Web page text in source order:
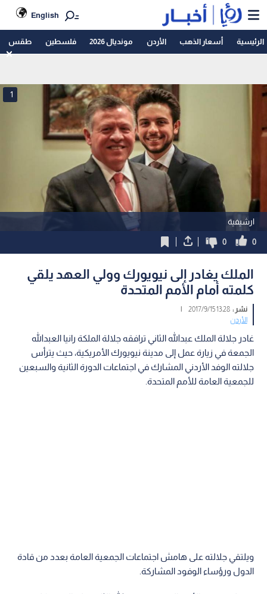
English
الرئيسية أسعار الذهب الأردن مونديال 2026 فلسطين طقس
ارشيفية
1
0
0
الملك يغادر إلى نيويورك وولي العهد يلقي
كلمته أمام الأمم المتحدة
نشر :13:28 2017/9/15
|
الأردن
غادر جلالة الملك عبدالله الثاني ترافقه جلالة الملكة رانيا العبدالله
الجمعة في زيارة عمل إلى مدينة نيويورك الأمريكية، حيث يترأس
جلالته الوفد الأردني المشارك في اجتماعات الدورة الثانية والسبعين
للجمعية العامة للأمم المتحدة.
ويلتقي جلالته على هامش اجتماعات الجمعية العامة بعدد من قادة
الدول ورؤساء الوفود المشاركة.